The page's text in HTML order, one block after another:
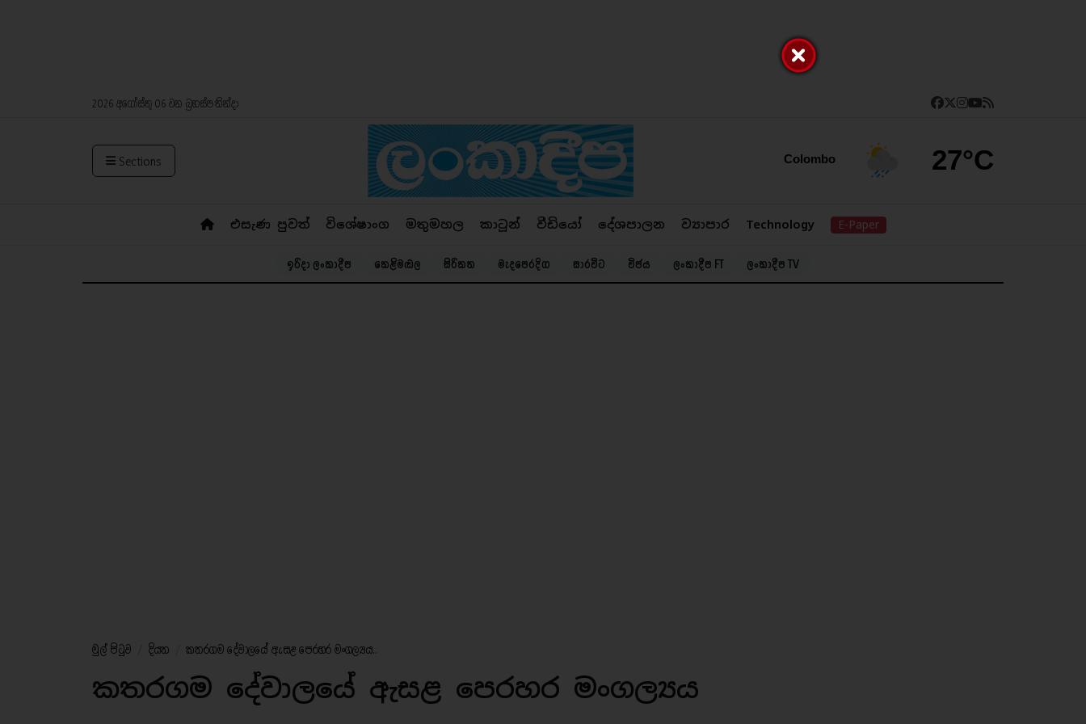
2026 අගෝස්තු 06 වන බ්‍රහස්පතින්දා
Sections Colombo 27°C
එසැණ පුවත් විශේෂාංග මතුමහල කාටූන් වීඩියෝ දේශපාලන ව්‍යාපාර Technology E-Paper
ඉරිදා ලංකාදීප කෙළිමඬල සිරිකත මැදපෙරදිග සාරවිට විජය ලංකාදීප FT ලංකාදීප TV
මුල් පිටුව දියත කතරගම දේවාලයේ ඇසළ පෙරහර මංගල්‍යය..
කතරගම දේවාලයේ ඇසළ පෙරහර මංගල්‍යය